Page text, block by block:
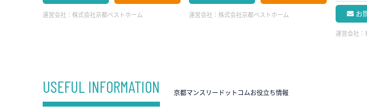
運営会社： 株式会社京都ベストホーム 運営会社：株式会社京都ベストホーム お
運営会社：
USEFUL INFORMATION 京都マンスリードットコムお役立ち情報